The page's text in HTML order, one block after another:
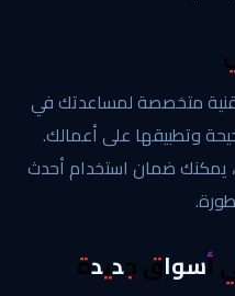
متخصصة لمساعدتك في
وتطبيقها على أعمالك.
يمكنك ضمان استخدام أحدث
أسواق جديدة